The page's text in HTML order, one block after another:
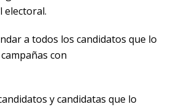
electoral.
a todos los candidatos que lo
con
y candidatas que lo